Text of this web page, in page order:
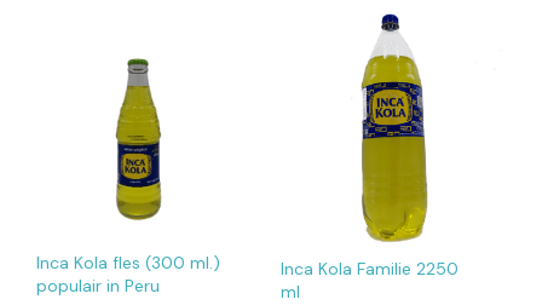
Inca Kola fles (300 ml.)
populair in Peru
Inca Kola Familie 2250
ml